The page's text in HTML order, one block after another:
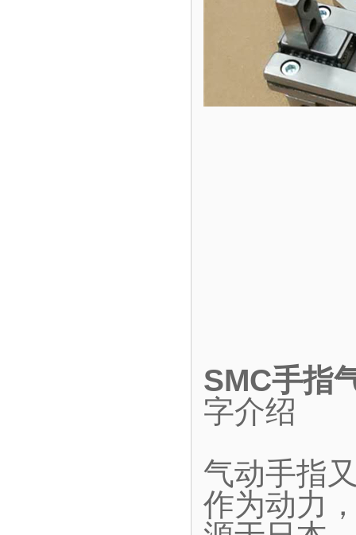
SMC手指
字介绍
气动手指
作为动力